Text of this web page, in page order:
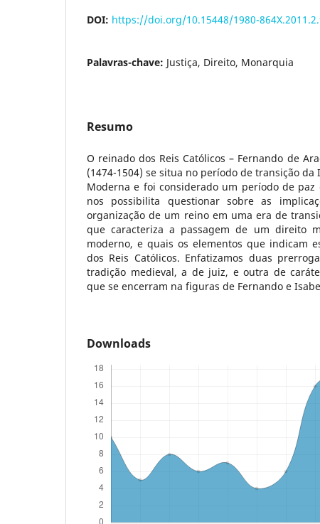
DOI: https://doi.org/10.15448/1980-
Palavras-chave: Justiça, Direito, Monarquia
Resumo
O reinado dos Reis Católicos – Fernando de
(1474-1504) se situa no período de transição
Moderna e foi considerado um período de paz
nos possibilita questionar sobre as
organização de um reino em uma era de
que caracteriza a passagem de um direito
moderno, e quais os elementos que indicam
dos Reis Católicos. Enfatizamos duas
tradição medieval, a de juiz, e outra de
que se encerram na figuras de Fernando e
Downloads